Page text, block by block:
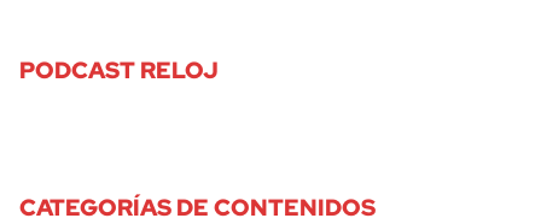
PODCAST RELOJ
CATEGORÍAS DE CONTENIDOS